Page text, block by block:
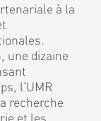
à la
une dizaine
l'UMR
recherche
et les